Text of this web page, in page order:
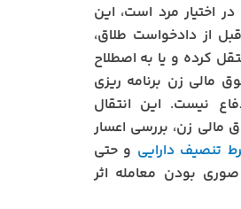
اختیار مرد است، این
از دادخواست طلاق،
کرده و یا به اصطلاح
مالی زن برنامه ریزی
نیست. این انتقال
مالی زن، بررسی اعسار
تنصیف دارایی و حتی
صوری بودن معامله اثر